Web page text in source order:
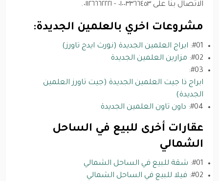
الاتصال بنا على ٠١٠٠٣٣٦٦٤٥٣ - ٠١١٢٦٦٦٢٢٢١.
مشروعات اخري بالعلمين الجديدة:
#01: ابراج العلمين الجديدة (نورث ايدج تاورز)
#02: مزارين العلمين الجديدة
#03:
ابراج ذا جيت العلمين الجديدة (جيت تاورز العلمين
الجديدة)
#04: داون تاون العلمين الجديدة
عقارات أخرى للبيع في الساحل
الشمالي
#01: شقة للبيع في الساحل الشمالي
#02: فيلا للبيع في الساحل الشمالي